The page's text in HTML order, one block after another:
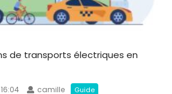
de transports électriques en
camille Guide